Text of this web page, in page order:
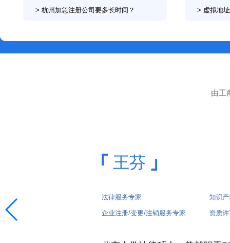
> 杭州加急注册公司要多长时间？ > 虚拟地址
由工
企业注册/变更/注销服务专家 资质许可证办理服务专家